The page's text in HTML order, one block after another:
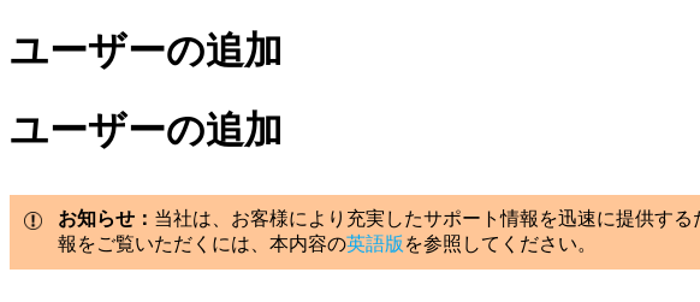
ユーザーの追加
ユーザーの追加
お知らせ： 当社は、お客様により充実したサポート情報を迅速に提供す
報をご覧いただくには、本内容の英語版 を参照してください。